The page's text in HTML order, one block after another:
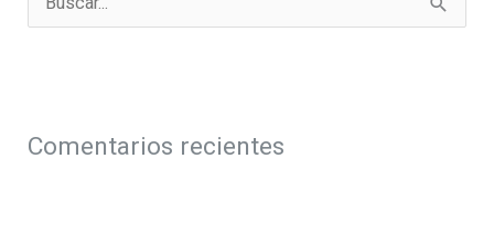
u
a
Comentarios recientes